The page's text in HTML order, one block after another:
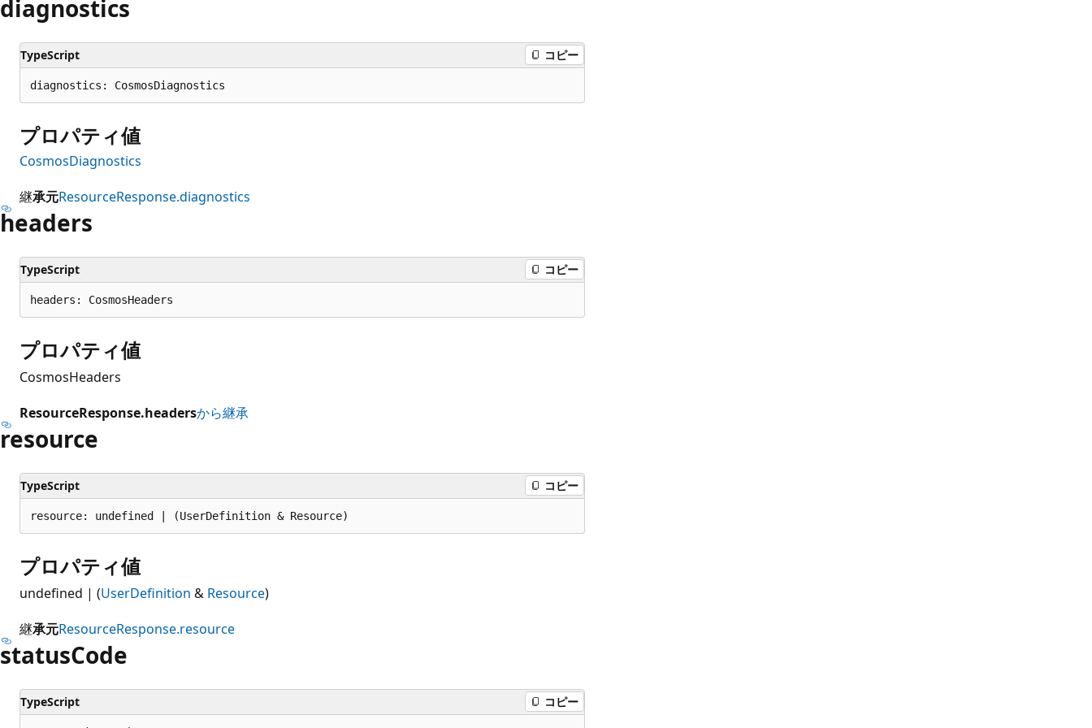
diagnostics
TypeScript コピー
diagnostics: CosmosDiagnostics
プロパティ値
CosmosDiagnostics
継承元ResourceResponse.diagnostics
headers
TypeScript コピー
headers: CosmosHeaders
プロパティ値
CosmosHeaders
ResourceResponse.headersから継承
resource
TypeScript コピー
resource: undefined | (UserDefinition & Resource)
プロパティ値
undefined | (UserDefinition & Resource)
継承元ResourceResponse.resource
statusCode
TypeScript コピー